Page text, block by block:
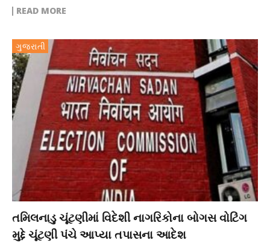
READ MORE
ગુજરાતી
તમિલનાડુ ચૂંટણીમાં વિદેશી નાગરિકોના બોગસ વોટિંગ
મુદ્દે ચૂંટણી પંચે આપ્યા તપાસના આદેશ